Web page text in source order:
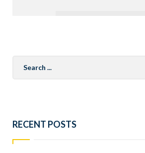
for:
RECENT POSTS